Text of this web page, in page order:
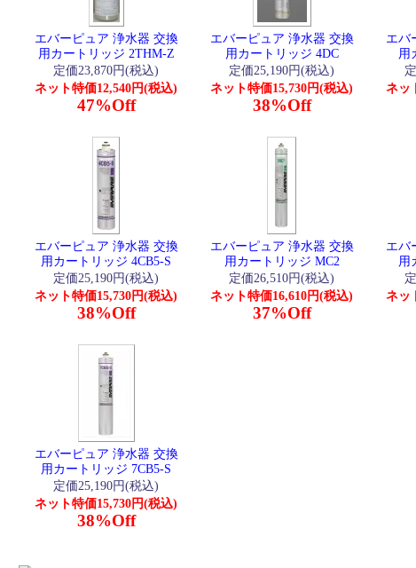
エバーピュア 浄水器 交換
用カートリッジ 2THM-Z
定価23,870円(税込)
ネット特価12,540円(税込)
47%Off
エバーピュア 浄水器 交換
用カートリッジ 4DC
定価25,190円(税込)
ネット特価15,730円(税込)
38%Off
エバ
用
ネッ
エバーピュア 浄水器 交換
用カートリッジ 4CB5-S
定価25,190円(税込)
ネット特価15,730円(税込)
38%Off
エバーピュア 浄水器 交換
用カートリッジ MC2
定価26,510円(税込)
ネット特価16,610円(税込)
37%Off
エバ
用
ネッ
エバーピュア 浄水器 交換
用カートリッジ 7CB5-S
定価25,190円(税込)
ネット特価15,730円(税込)
38%Off